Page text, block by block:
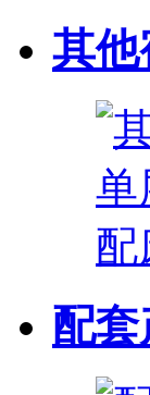
其他
配